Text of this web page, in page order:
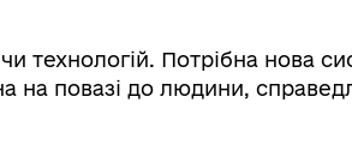
технологій. Потрібна нова
на повазі до людини,